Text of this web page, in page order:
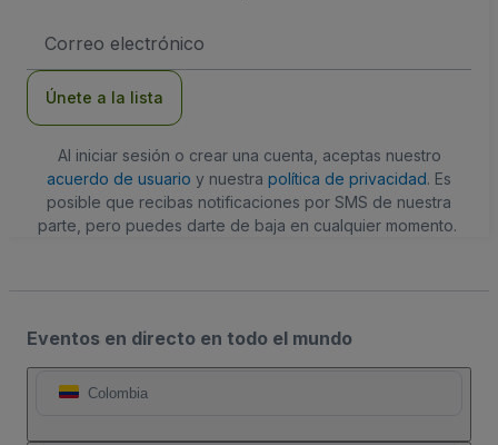
de
Únete a la lista
Al iniciar sesión o crear una cuenta, aceptas nuestro
acuerdo de usuario y nuestra política de privacidad. Es
posible que recibas notificaciones por SMS de nuestra
parte, pero puedes darte de baja en cualquier momento.
Eventos en directo en todo el mundo
Colombia